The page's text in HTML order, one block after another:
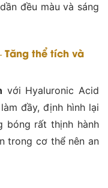
đều màu và sáng
Tăng thể tích và
với Hyaluronic Acid
đầy, định hình lại
bóng rất thịnh hành
trong cơ thể nên an